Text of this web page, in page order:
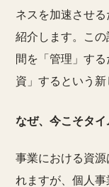
ネスを加速させ
紹介します。こ
間を「管理」す
資」するという新
なぜ、今こそタ
事業における資
れますが、個人